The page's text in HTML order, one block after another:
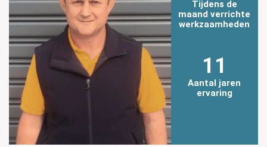
Tijdens de
maand verrichte
werkzaamheden
11
Aantal jaren
ervaring